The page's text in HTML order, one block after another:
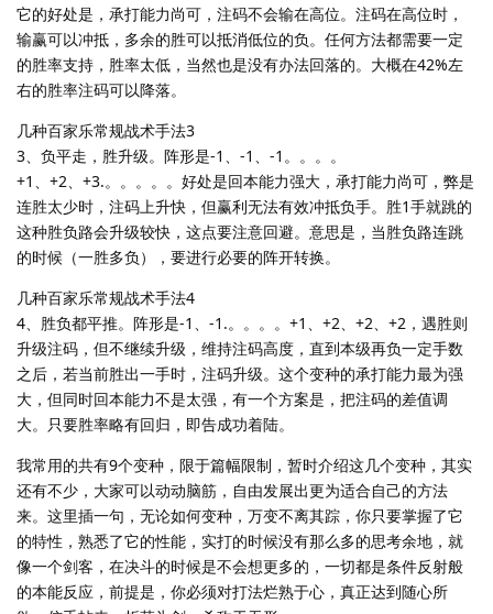
它的好处是，承打能力尚可，注码不会输在高位。注码在高位时，
输赢可以冲抵，多余的胜可以抵消低位的负。任何方法都需要一定
的胜率支持，胜率太低，当然也是没有办法回落的。大概在42%左
右的胜率注码可以降落。
几种百家乐常规战术手法3
3、负平走，胜升级。阵形是-1、-1、-1。。。。
+1、+2、+3.。。。。。好处是回本能力强大，承打能力尚可，弊是
连胜太少时，注码上升快，但赢利无法有效冲抵负手。胜1手就跳的
这种胜负路会升级较快，这点要注意回避。意思是，当胜负路连跳
的时候（一胜多负），要进行必要的阵开转换。
几种百家乐常规战术手法4
4、胜负都平推。阵形是-1、-1.。。。。+1、+2、+2、+2，遇胜则
升级注码，但不继续升级，维持注码高度，直到本级再负一定手数
之后，若当前胜出一手时，注码升级。这个变种的承打能力最为强
大，但同时回本能力不是太强，有一个方案是，把注码的差值调
大。只要胜率略有回归，即告成功着陆。
我常用的共有9个变种，限于篇幅限制，暂时介绍这几个变种，其实
还有不少，大家可以动动脑筋，自由发展出更为适合自己的方法
来。这里插一句，无论如何变种，万变不离其踪，你只要掌握了它
的特性，熟悉了它的性能，实打的时候没有那么多的思考余地，就
像一个剑客，在决斗的时候是不会想更多的，一切都是条件反射般
的本能反应，前提是，你必须对打法烂熟于心，真正达到随心所